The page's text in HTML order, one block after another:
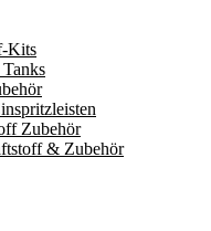
Kits
Zubehör
& Zubehör